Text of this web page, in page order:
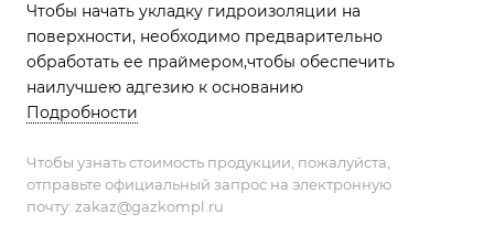
Чтобы начать укладку гидроизоляции на
поверхности, необходимо предварительно
обработать ее праймером,чтобы обеспечить
наилучшею адгезию к основанию
Подробности
Чтобы узнать стоимость продукции, пожалуйста,
отправьте официальный запрос на электронную
почту: zakaz@gazkompl.ru